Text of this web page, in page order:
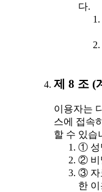
다.
제 8 조 (
이용자는
스에 접속
할 수 있습
① 성
② 비
③ 자
한